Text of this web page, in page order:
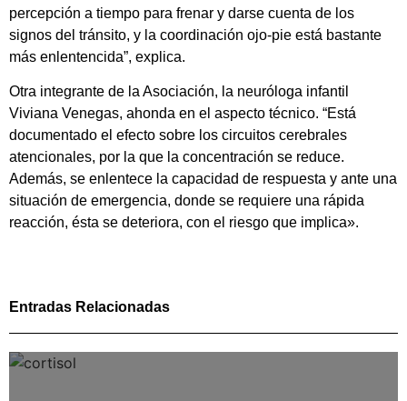
percepción a tiempo para frenar y darse cuenta de los
signos del tránsito, y la coordinación ojo-pie está bastante
más enlentencida”, explica.
Otra integrante de la Asociación, la neuróloga infantil
Viviana Venegas, ahonda en el aspecto técnico. “Está
documentado el efecto sobre los circuitos cerebrales
atencionales, por la que la concentración se reduce.
Además, se enlentece la capacidad de respuesta y ante una
situación de emergencia, donde se requiere una rápida
reacción, ésta se deteriora, con el riesgo que implica».
Entradas Relacionadas